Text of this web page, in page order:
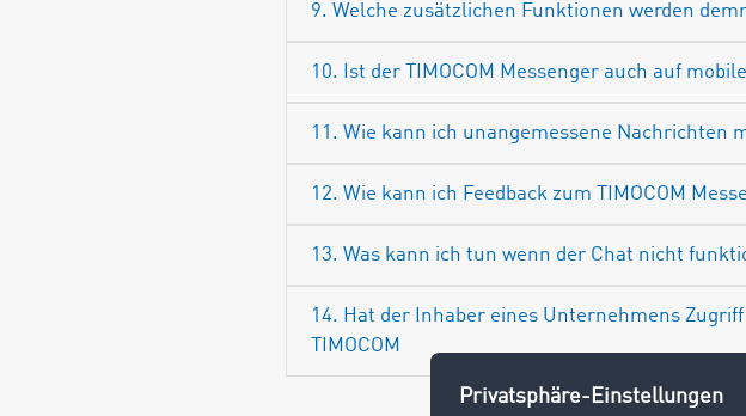
9. Welche zusätzlichen Funktionen werden
10. Ist der TIMOCOM Messenger auch auf
11. Wie kann ich unangemessene Nachrichten
12. Wie kann ich Feedback zum TIMOCOM
13. Was kann ich tun wenn der Chat nicht
14. Hat der Inhaber eines Unternehmens
TIMOCOM